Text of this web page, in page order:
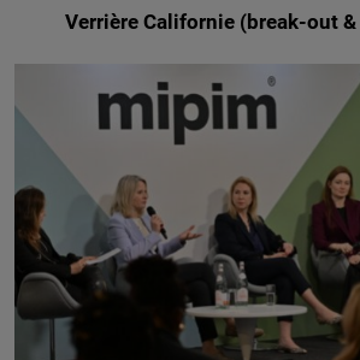
Verrière Californie (break-out